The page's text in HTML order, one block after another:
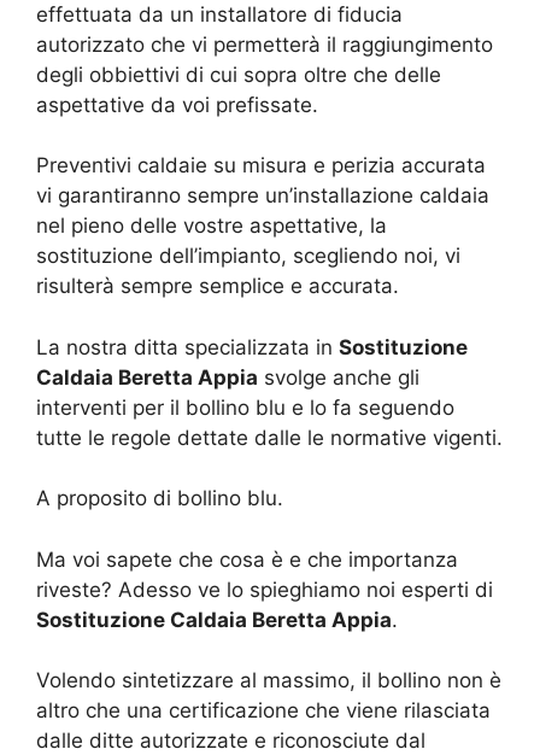
effettuata da un installatore di fiducia
autorizzato che vi permetterà il raggiungimento
degli obbiettivi di cui sopra oltre che delle
aspettative da voi prefissate.
Preventivi caldaie su misura e perizia accurata
vi garantiranno sempre un’installazione caldaia
nel pieno delle vostre aspettative, la
sostituzione dell’impianto, scegliendo noi, vi
risulterà sempre semplice e accurata.
La nostra ditta specializzata in Sostituzione
Caldaia Beretta Appia svolge anche gli
interventi per il bollino blu e lo fa seguendo
tutte le regole dettate dalle le normative vigenti.
A proposito di bollino blu.
Ma voi sapete che cosa è e che importanza
riveste? Adesso ve lo spieghiamo noi esperti di
Sostituzione Caldaia Beretta Appia.
Volendo sintetizzare al massimo, il bollino non è
altro che una certificazione che viene rilasciata
dalle ditte autorizzate e riconosciute dal